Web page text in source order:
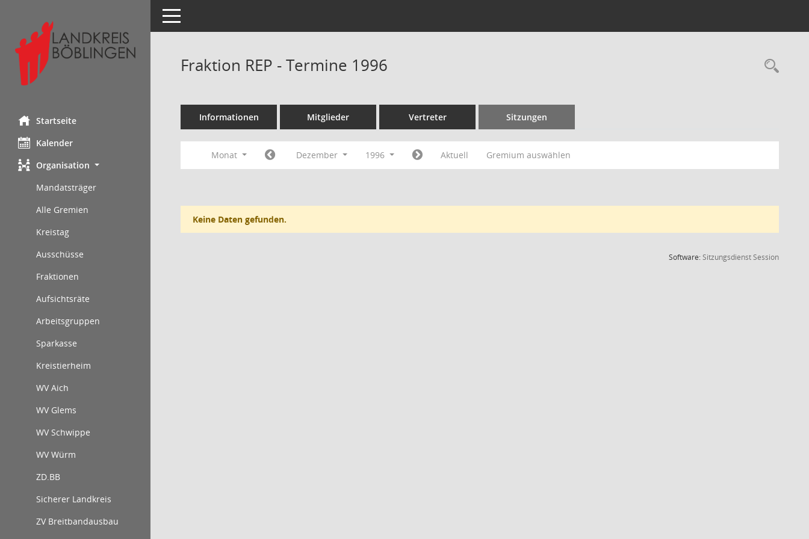
Startseite
Kalender
Organisation
Mandatsträger
Alle Gremien
Kreistag
Ausschüsse
Fraktionen
Aufsichtsräte
Arbeitsgruppen
Sparkasse
Kreistierheim
WV Aich
WV Glems
WV Schwippe
WV Würm
ZD.BB
Sicherer Landkreis
ZV Breitbandausbau
Toggle navigation
Fraktion REP - Termine 1996
Informationen Mitglieder Vertreter Sitzungen
Monat Dezember 1996 Aktuell Gremium auswählen
Keine Daten gefunden.
Software:SitzungsdienstSession(Wird in